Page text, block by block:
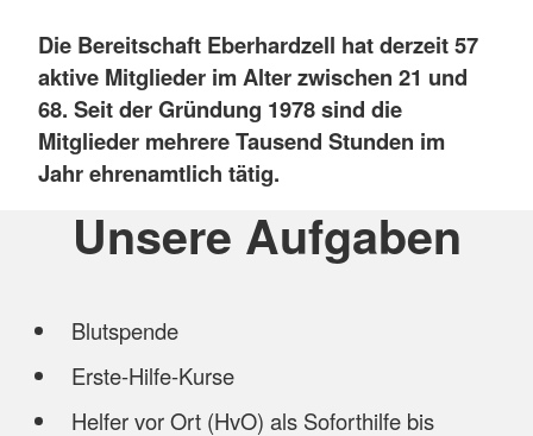
Die Bereitschaft Eberhardzell hat derzeit 57
aktive Mitglieder im Alter zwischen 21 und
68. Seit der Gründung 1978 sind die
Mitglieder mehrere Tausend Stunden im
Jahr ehrenamtlich tätig.
Unsere Aufgaben
Blutspende
Erste-Hilfe-Kurse
Helfer vor Ort (HvO) als Soforthilfe bis